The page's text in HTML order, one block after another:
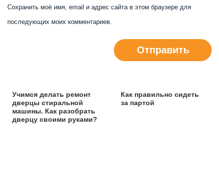
Сохранить моё имя, email и адрес сайта в этом браузере для
последующих моих комментариев.
Отправить
Учимся делать ремонт
дверцы стиральной
машины. Как разобрать
дверцу своими руками?
Как правильно сидеть
за партой